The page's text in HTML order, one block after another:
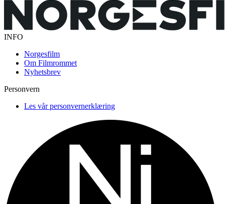
INFO
Norgesfilm
Om Filmrommet
Nyhetsbrev
Personvern
Les vår personvernerklæring